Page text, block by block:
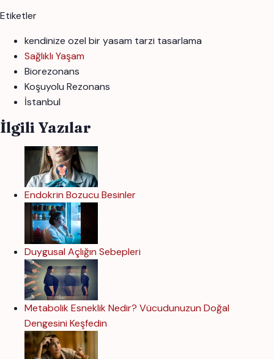
Etiketler
kendinize ozel bir yasam tarzi tasarlama
Sağlıklı Yaşam
Biorezonans
Koşuyolu Rezonans
İstanbul
İlgili Yazılar
Endokrin Bozucu Besinler
Duygusal Açlığın Sebepleri
Metabolik Esneklik Nedir? Vücudunuzun Doğal
Dengesini Keşfedin